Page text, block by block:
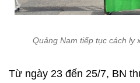
Quảng Nam tiếp tục cách ly
Từ ngày 23 đến 25/7, BN